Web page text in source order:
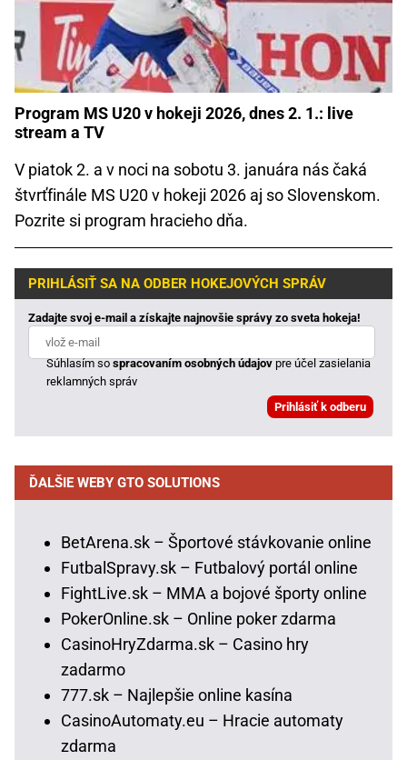
Program MS U20 v hokeji 2026, dnes 2. 1.: live
stream a TV
V piatok 2. a v noci na sobotu 3. januára nás čaká
štvrťfinále MS U20 v hokeji 2026 aj so Slovenskom.
Pozrite si program hracieho dňa.
PRIHLÁSIŤ SA NA ODBER HOKEJOVÝCH SPRÁV
Zadajte svoj e-mail a získajte najnovšie správy zo sveta hokeja!
Súhlasím sospracovaním osobných údajovpre účel zasielania
reklamných správ
ĎALŠIE WEBY GTO SOLUTIONS
BetArena.sk – Športové stávkovanie online
FutbalSpravy.sk – Futbalový portál online
FightLive.sk – MMA a bojové športy online
PokerOnline.sk – Online poker zdarma
CasinoHryZdarma.sk – Casino hry
zadarmo
777.sk – Najlepšie online kasína
CasinoAutomaty.eu – Hracie automaty
zdarma